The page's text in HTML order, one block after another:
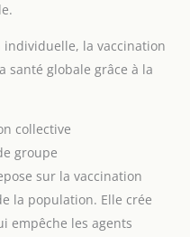
la vaccination
santé globale grâce à la
collective
groupe
sur la vaccination
la population. Elle crée
empêche les agents